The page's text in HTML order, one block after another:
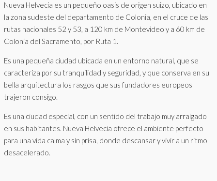
Nueva Helvecia es un pequeño oasis de origen suizo, ubicado en
la zona sudeste del departamento de Colonia, en el cruce de las
rutas nacionales 52 y 53, a 120 km de Montevideo y a 60 km de
Colonia del Sacramento, por Ruta 1.
Es una pequeña ciudad ubicada en un entorno natural, que se
caracteriza por su tranquilidad y seguridad, y que conserva en su
bella arquitectura los rasgos que sus fundadores europeos
trajeron consigo.
Es una ciudad especial, con un sentido del trabajo muy arraigado
en sus habitantes. Nueva Helvecia ofrece el ambiente perfecto
para una vida calma y sin prisa, donde descansar y vivir a un ritmo
desacelerado.